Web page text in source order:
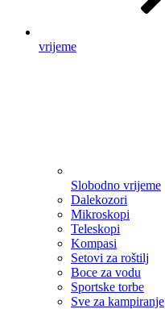
vrijeme
Slobodno vrijeme
Dalekozori
Mikroskopi
Teleskopi
Kompasi
Setovi za roštilj
Boce za vodu
Sportske torbe
Sve za kampiranje